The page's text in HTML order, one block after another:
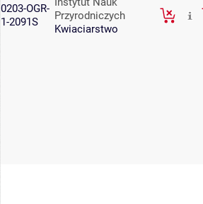
0203-OGR-
1-2091S
Przyrodniczych
Kwiaciarstwo